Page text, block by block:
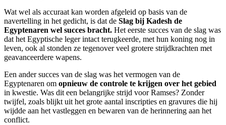
Wat wel als accuraat kan worden afgeleid op basis van de
navertelling in het gedicht, is dat de Slag bij Kadesh de
Egyptenaren wel succes bracht. Het eerste succes van de slag was
dat het Egyptische leger intact terugkeerde, met hun koning nog in
leven, ook al stonden ze tegenover veel grotere strijdkrachten met
geavanceerdere wapens.
Een ander succes van de slag was het vermogen van de
Egyptenaren om opnieuw de controle te krijgen over het gebied
in kwestie. Was dit een belangrijke strijd voor Ramses? Zonder
twijfel, zoals blijkt uit het grote aantal inscripties en gravures die hij
wijdde aan het vastleggen en bewaren van de herinnering aan het
conflict.